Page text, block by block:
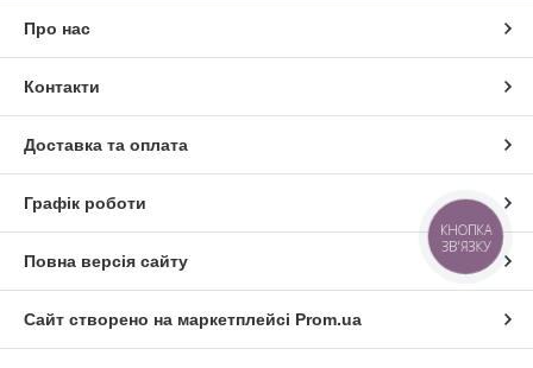
Про нас
Контакти
Доставка та оплата
Графік роботи
Повна версія сайту
Сайт створено на маркетплейсі Prom.ua
КНОПКА
ЗВ'ЯЗКУ